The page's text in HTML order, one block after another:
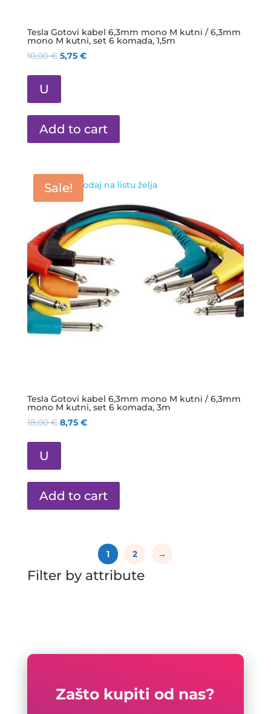
Tesla Gotovi kabel 6,3mm mono M kutni / 6,3mm
mono M kutni, set 6 komada, 1,5m
10,00€ 5,75 €
U
Add to cart
Sale!
Tesla Gotovi kabel 6,3mm mono M kutni / 6,3mm
mono M kutni, set 6 komada, 3m
18,00€ 8,75 €
U
Dodaj na listu želja
Add to cart
1 2 →
Filter by attribute
Zašto kupiti od nas?